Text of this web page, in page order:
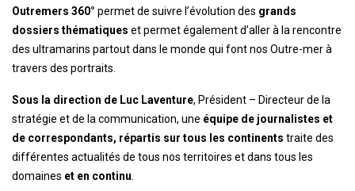
Outremers 360° permet de suivre l’évolution des grands
dossiers thématiques et permet également d’aller à la rencontre
des ultramarins partout dans le monde qui font nos Outre-mer à
travers des portraits.
Sous la direction de Luc Laventure, Président – Directeur de la
stratégie et de la communication, une équipe de journalistes et
de correspondants, répartis sur tous les continents traite des
différentes actualités de tous nos territoires et dans tous les
domaines et en continu